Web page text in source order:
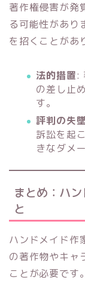
著作権侵害が発
る可能性があり
を招くことがあ
法的措置:
の差し止
す。
評判の失
訴訟を起
きなダメ
まとめ：ハ
と
ハンドメイド作
の著作物やキャ
ことが必要です